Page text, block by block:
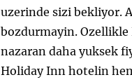
uzerinde sizi bekliyor.
bozdurmayin. Ozellikle
nazaran daha yuksek
Holiday Inn hotelin